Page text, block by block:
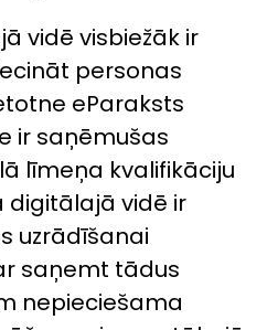
vidē visbiežāk ir
personas
eParaksts
ir saņēmušas
līmeņa kvalifikāciju
digitālajā vidē ir
uzrādīšanai
saņemt tādus
nepieciešama